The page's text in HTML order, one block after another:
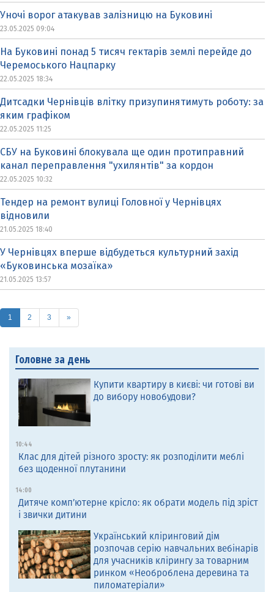
Уночі ворог атакував залізницю на Буковині
23.05.2025 09:04
На Буковині понад 5 тисяч гектарів землі перейде до
Черемоського Нацпарку
22.05.2025 18:34
Дитсадки Чернівців влітку призупинятимуть роботу: за
яким графіком
22.05.2025 11:25
СБУ на Буковині блокувала ще один протиправний
канал переправлення "ухилянтів" за кордон
22.05.2025 10:32
Тендер на ремонт вулиці Головної у Чернівцях
відновили
21.05.2025 18:40
У Чернівцях вперше відбудеться культурний захід
«Буковинська мозаїка»
21.05.2025 13:57
1 (current)
2 3 »
Головне за день
Купити квартиру в києві: чи готові ви
до вибору новобудови?
10:44
Клас для дітей різного зросту: як розподілити меблі
без щоденної плутанини
14:00
Дитяче комп’ютерне крісло: як обрати модель під зріст
і звички дитини
Український кліринговий дім
розпочав серію навчальних вебінарів
для учасників клірингу за товарним
ринком «Необроблена деревина та
пиломатеріали»